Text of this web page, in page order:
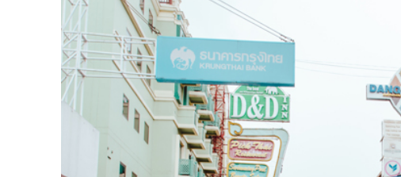
Thái Lan nhưng mọi thứ chỉ trở nên nhộn nhịp, đông